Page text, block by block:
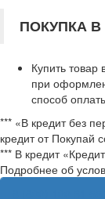
ПОКУПКА
Купить товар
при
способ
*** «В кредит без
кредит от Покупай
*** В кредит
Подробнее об